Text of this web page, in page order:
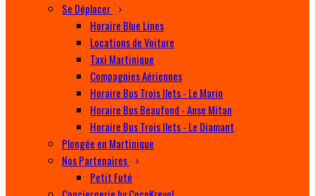
Se Déplacer
Horaire Blue Lines
Locations de Voiture
Taxi Martinique
Compagnies Aériennes
Horaire Bus Trois Ilets - Le Marin
Horaire Bus Beaufond - Anse Mitan
Horaire Bus Trois Ilets - Le Diamant
Plongée en Martinique
Nos Partenaires
Petit Futé